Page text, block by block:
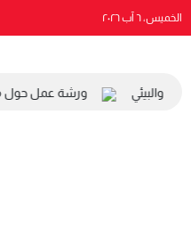
الخميس، ٦ آب ٢٠٢٦
والبيئي ورشة عمل حول